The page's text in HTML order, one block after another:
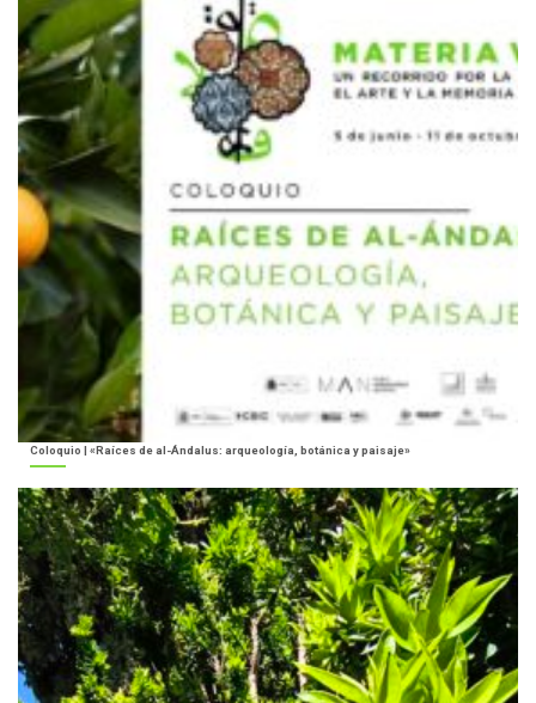
Coloquio | «Raíces de al-Ándalus: arqueología, botánica y paisaje»